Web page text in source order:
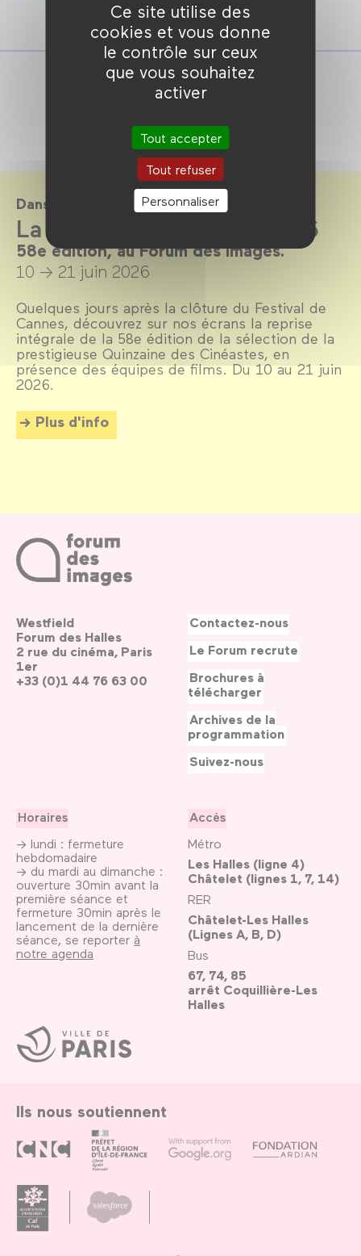
Ce site utilise des
cookies et vous donne
le contrôle sur ceux
que vous souhaitez
activer
Tout accepter
Tout refuser
Personnaliser
Dans le cadre de
La Quinzaine en salle 2026
58e édition, au Forum des images.
10 → 21 juin 2026
Quelques jours après la clôture du Festival de
Cannes, découvrez sur nos écrans la reprise
intégrale de la 58e édition de la sélection de la
prestigieuse Quinzaine des Cinéastes, en
présence des équipes de films. Du 10 au 21 juin
2026.
Plus d'info
Ville
de
Paris
Westfield
Forum des Halles
2 rue du cinéma, Paris
1er
+33 (0)1 44 76 63 00
Horaires
→ lundi : fermeture
hebdomadaire
→ du mardi au dimanche :
ouverture 30min avant la
première séance et
fermeture 30min après le
lancement de la dernière
séance, se reporter à
notre agenda
Accès
Métro
Les Halles (ligne 4)
Châtelet (lignes 1, 7, 14)
RER
Châtelet-Les Halles
(Lignes A, B, D)
Bus
67, 74, 85
arrêt Coquillière-Les
Halles
Contactez-nous
Le Forum recrute
Brochures à
télécharger
Archives de la
programmation
Suivez-nous
Ils nous soutiennent